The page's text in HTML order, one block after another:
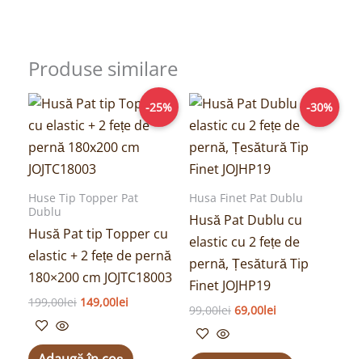
Produse similare
-25%
Huse Tip Topper Pat
Dublu
Husă Pat tip Topper cu
elastic + 2 fețe de pernă
180×200 cm JOJTC18003
199,00lei
Prețul
inițial
a
fost:
199,00lei.
149,00lei
Prețul
curent
este:
149,00lei.
-30%
Husa Finet Pat Dublu
Husă Pat Dublu cu
elastic cu 2 fețe de
pernă, Țesătură Tip
Finet JOJHP19
99,00lei
Prețul
inițial
a
fost:
99,00lei.
69,00lei
Prețul
curent
este:
69,00lei.